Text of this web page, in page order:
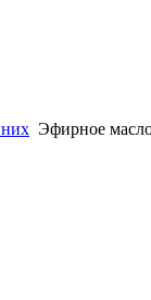
Эфирное